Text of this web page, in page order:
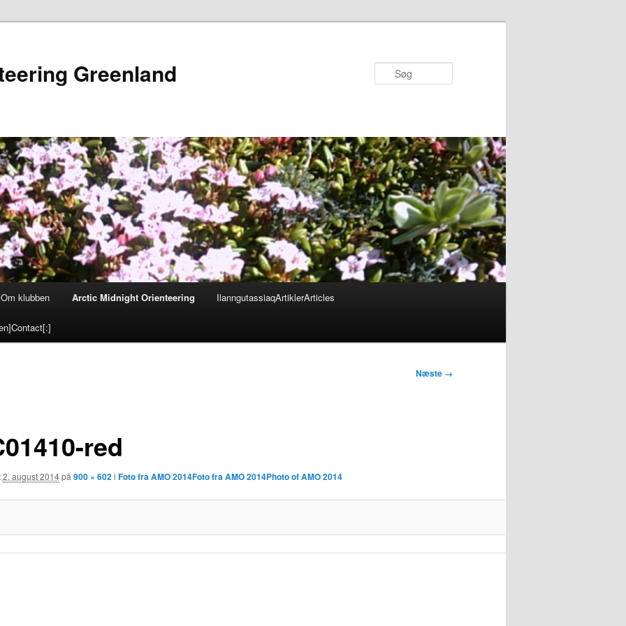
Greenland
Om klubben Arctic Midnight Orienteering IlanngutassiaqArtiklerArticles
Næste →
red
2. august 2014på 900 × 602i Foto fra AMO 2014Foto fra AMO 2014Photo of AMO 2014